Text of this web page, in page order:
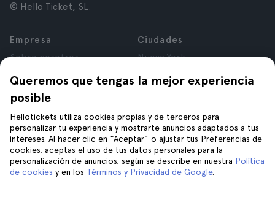
Queremos que tengas la mejor experiencia
posible
Hellotickets utiliza cookies propias y de terceros para
personalizar tu experiencia y mostrarte anuncios adaptados a tus
intereses. Al hacer clic en “Aceptar” o ajustar tus Preferencias de
cookies, aceptas el uso de tus datos personales para la
personalización de anuncios, según se describe en nuestra Política
de cookies y en los Términos y Privacidad de Google.
© Hello Ticket, SL.
Empresa
Sobre nosotros
Afiliados
Opiniones
Privacidad
Términos y Condiciones
Aviso Legal
Cookies
Ciudades
Nueva York
París
Granada
Cracovia
Tenerife